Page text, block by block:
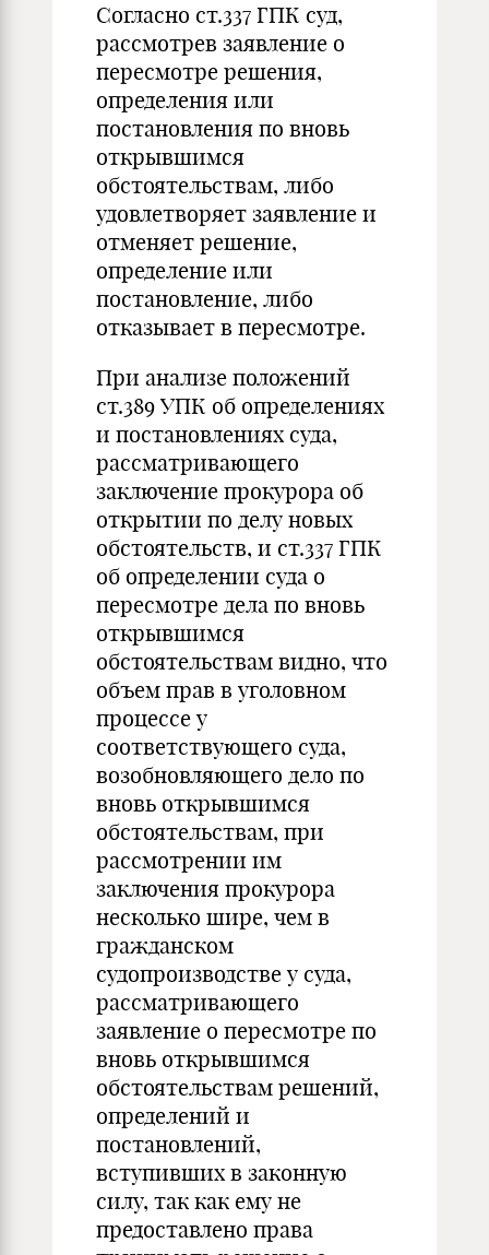
Согласно ст.337 ГПК суд,
рассмотрев заявление о
пересмотре решения,
определения или
постановления по вновь
открывшимся
обстоятельствам, либо
удовлетворяет заявление и
отменяет решение,
определение или
постановление, либо
отказывает в пересмотре.
При анализе положений
ст.389 УПК об определениях
и постановлениях суда,
рассматривающего
заключение прокурора об
открытии по делу новых
обстоятельств, и ст.337 ГПК
об определении суда о
пересмотре дела по вновь
открывшимся
обстоятельствам видно, что
объем прав в уголовном
процессе у
соответствующего суда,
возобновляющего дело по
вновь открывшимся
обстоятельствам, при
рассмотрении им
заключения прокурора
несколько шире, чем в
гражданском
судопроизводстве у суда,
рассматривающего
заявление о пересмотре по
вновь открывшимся
обстоятельствам решений,
определений и
постановлений,
вступивших в законную
силу, так как ему не
предоставлено права